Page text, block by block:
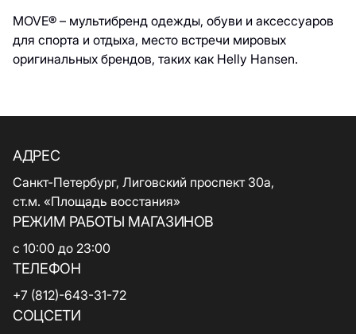
MOVE® – мультибренд одежды, обуви и аксессуаров
для спорта и отдыха, место встречи мировых
оригинальных брендов, таких как Helly Hansen.
АДРЕС
Санкт-Петербург, Лиговский проспект 30а,
ст.м. «Площадь восстания»
РЕЖИМ РАБОТЫ МАГАЗИНОВ
с 10:00 до 23:00
ТЕЛЕФОН
+7 (812)-643-31-72
СОЦСЕТИ